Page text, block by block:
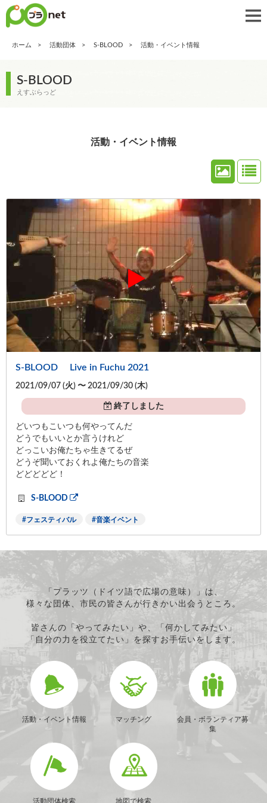
ホーム 活動団体 S-BLOOD 活動・イベント情報
S-BLOOD
えすぶらっど
活動・イベント情報
S-BLOOD Live in Fuchu 2021
2021/09/07 (火) 〜 2021/09/30 (木)
終了しました
どいつもこいつも何やってんだ
どうでもいいとか言うけれど
どっこいお俺たちゃ生きてるぜ
どうぞ聞いておくれよ俺たちの音楽
どどどどど！
S-BLOOD
フェスティバル 音楽イベント
「プラッツ（ドイツ語で広場の意味）」は、
様々な団体、市民の皆さんが行きかい出会うところ。
皆さんの「やってみたい」や、「何かしてみたい」
「自分の力を役立てたい」を探すお手伝いをします。
活動・イベント情報 マッチング
会員・ボランティア募
集
活動団体検索 地図で検索